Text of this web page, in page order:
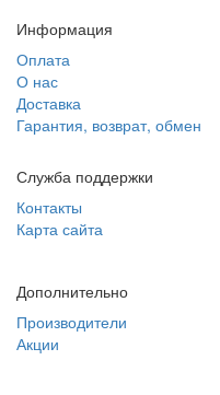
Информация
Оплата
О нас
Доставка
Гарантия, возврат, обмен
Служба поддержки
Контакты
Карта сайта
Дополнительно
Производители
Акции